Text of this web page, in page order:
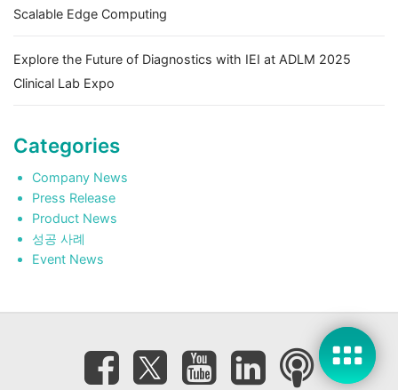
Scalable Edge Computing
Explore the Future of Diagnostics with IEI at ADLM 2025
Clinical Lab Expo
Categories
Company News
Press Release
Product News
성공 사례
Event News